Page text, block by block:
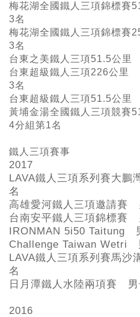
梅花湖全國鐵人三項錦標
3名
梅花湖全國鐵人三項錦標
3名
台東之美鐵人三項51.5
台東超級鐵人三項226
3名
台東超級鐵人三項51.5
黃埔金湯全國鐵人三項競
4分組第1名
鐵人三項賽事
2017
LAVA鐵人三項系列賽大
名
高雄愛河鐵人三項邀請賽
台南安平鐵人三項錦標賽
IRONMAN 5i50 Taitung
Challenge Taiwan Wetri
LAVA鐵人三項系列賽馬
名
日月潭鐵人水陸兩項賽 男
2016